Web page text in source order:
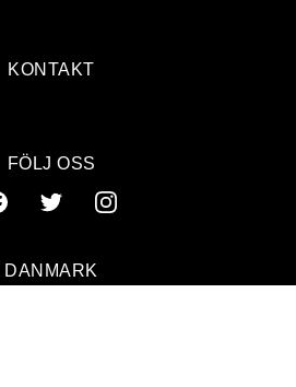
KONTAKT
FÖLJ OSS
DANMARK